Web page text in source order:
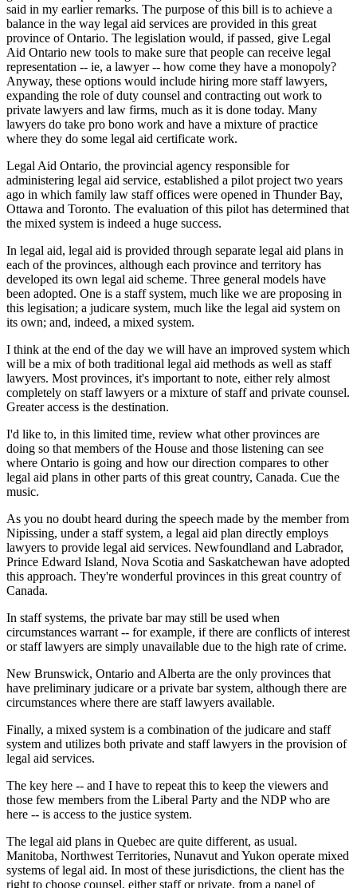
said in my earlier remarks. The purpose of this bill is to achieve a
balance in the way legal aid services are provided in this great
province of Ontario. The legislation would, if passed, give Legal
Aid Ontario new tools to make sure that people can receive legal
representation -- ie, a lawyer -- how come they have a monopoly?
Anyway, these options would include hiring more staff lawyers,
expanding the role of duty counsel and contracting out work to
private lawyers and law firms, much as it is done today. Many
lawyers do take pro bono work and have a mixture of practice
where they do some legal aid certificate work.
Legal Aid Ontario, the provincial agency responsible for
administering legal aid service, established a pilot project two years
ago in which family law staff offices were opened in Thunder Bay,
Ottawa and Toronto. The evaluation of this pilot has determined that
the mixed system is indeed a huge success.
In legal aid, legal aid is provided through separate legal aid plans in
each of the provinces, although each province and territory has
developed its own legal aid scheme. Three general models have
been adopted. One is a staff system, much like we are proposing in
this legisation; a judicare system, much like the legal aid system on
its own; and, indeed, a mixed system.
I think at the end of the day we will have an improved system which
will be a mix of both traditional legal aid methods as well as staff
lawyers. Most provinces, it's important to note, either rely almost
completely on staff lawyers or a mixture of staff and private counsel.
Greater access is the destination.
I'd like to, in this limited time, review what other provinces are
doing so that members of the House and those listening can see
where Ontario is going and how our direction compares to other
legal aid plans in other parts of this great country, Canada. Cue the
music.
As you no doubt heard during the speech made by the member from
Nipissing, under a staff system, a legal aid plan directly employs
lawyers to provide legal aid services. Newfoundland and Labrador,
Prince Edward Island, Nova Scotia and Saskatchewan have adopted
this approach. They're wonderful provinces in this great country of
Canada.
In staff systems, the private bar may still be used when
circumstances warrant -- for example, if there are conflicts of interest
or staff lawyers are simply unavailable due to the high rate of crime.
New Brunswick, Ontario and Alberta are the only provinces that
have preliminary judicare or a private bar system, although there are
circumstances where there are staff lawyers available.
Finally, a mixed system is a combination of the judicare and staff
system and utilizes both private and staff lawyers in the provision of
legal aid services.
The key here -- and I have to repeat this to keep the viewers and
those few members from the Liberal Party and the NDP who are
here -- is access to the justice system.
The legal aid plans in Quebec are quite different, as usual.
Manitoba, Northwest Territories, Nunavut and Yukon operate mixed
systems of legal aid. In most of these jurisdictions, the client has the
right to choose counsel, either staff or private, from a panel of